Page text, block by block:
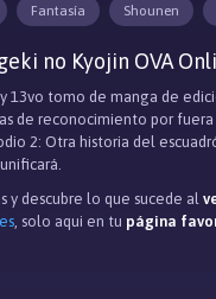
Fantasía Shounen
no Kyojin OVA
13vo tomo de manga de
de reconocimiento por
2: Otra historia del
y descubre lo que sucede al
, solo aqui en tu página